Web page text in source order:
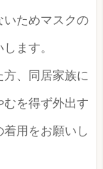
いためマスクの
ます。
、同居家族に
を得ず外出す
用をお願いし